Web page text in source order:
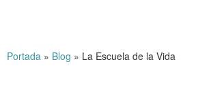
Portada » Blog » La Escuela de la Vida